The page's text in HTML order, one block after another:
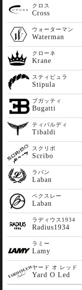
クロス
Cross
ウォーターマン
Waterman
クローネ
Krane
スティピュラ
Stipula
ブガッティ
Bugatti
ティバルディ
Tibaldi
スクリボ
Scribo
ラバン
Laban
ベクスレー
Laban
ラディウス1934
Radius1934
ラミー
Lamy
ヤード オ レッド
Yard O Led